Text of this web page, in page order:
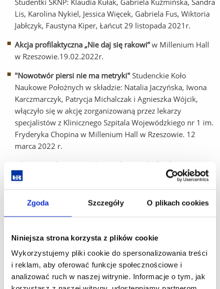
Zgoda Szczegóły O plikach cookies
Niniejsza strona korzysta z plików cookie
Wykorzystujemy pliki cookie do spersonalizowania treści
i reklam, aby oferować funkcje społecznościowe i
analizować ruch w naszej witrynie. Informacje o tym, jak
Studentki SKNP: Klaudia Kułak, Gabriela Kuźmińska, Sandra
Lis, Karolina Nykiel, Jessica Więcek, Gabriela Fus, Wiktoria
Jabłczyk, Faustyna Kiper, Łańcut 29 listopada 2021r.
Akcja profilaktyczna „Nie daj się rakowi”w Millenium Hall
w Rzeszowie.19.02.2022r.
"Nowotwór piersi nie ma metryki" Studenckie Koło
Naukowe Położnych w składzie: Natalia Jaczyńska, Iwona
Karczmarczyk, Patrycja Michalczak i Agnieszka Wójcik,
włączyło się w akcję zorganizowaną przez lekarzy
specjalistów z Klinicznego Szpitala Wojewódzkiego nr 1 im.
Fryderyka Chopina w Millenium Hall w Rzeszowie. 12
marca 2022 r.
Ejlejtyja: Praktyczne podejście do porodu fizjologicznego.
Wydarzenie odbyło się w Centrum Symulacji Medycznej
„Położna Przyszłości – Ogólnopolska Olimpiada Wiedzy”.
Klaudia Pączkowska i Aleksandra Wais włączyły się
Konkursu. 23 marca 2022r.
Dni otwarte Kolegium Nauk Medycznych UR21.04.2022r
Maraton Zdrowia. Studenckie Koło Naukowe Położnych